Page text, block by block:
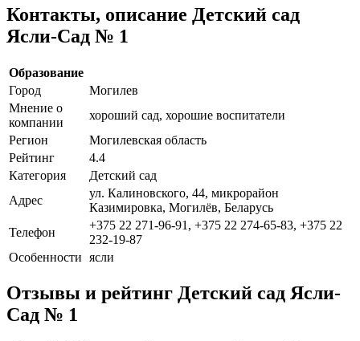
Контакты, описание Детский сад
Ясли-Сад № 1
Образование
Город
Могилев
Мнение о
компании
хороший сад, хорошие воспитатели
Регион
Могилевская область
Рейтинг
4.4
Категория
Детский сад
Адрес
ул. Калиновского, 44, микрорайон
Казимировка, Могилёв, Беларусь
Телефон
+375 22 271-96-91, +375 22 274-65-83, +375 22
232-19-87
Особенности ясли
Отзывы и рейтинг Детский сад Ясли-
Сад № 1